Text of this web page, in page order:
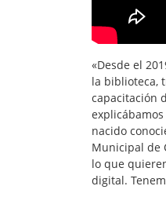
«Desde el
la biblioteca,
capacitación
nacido
Municipal de
lo que
digital.